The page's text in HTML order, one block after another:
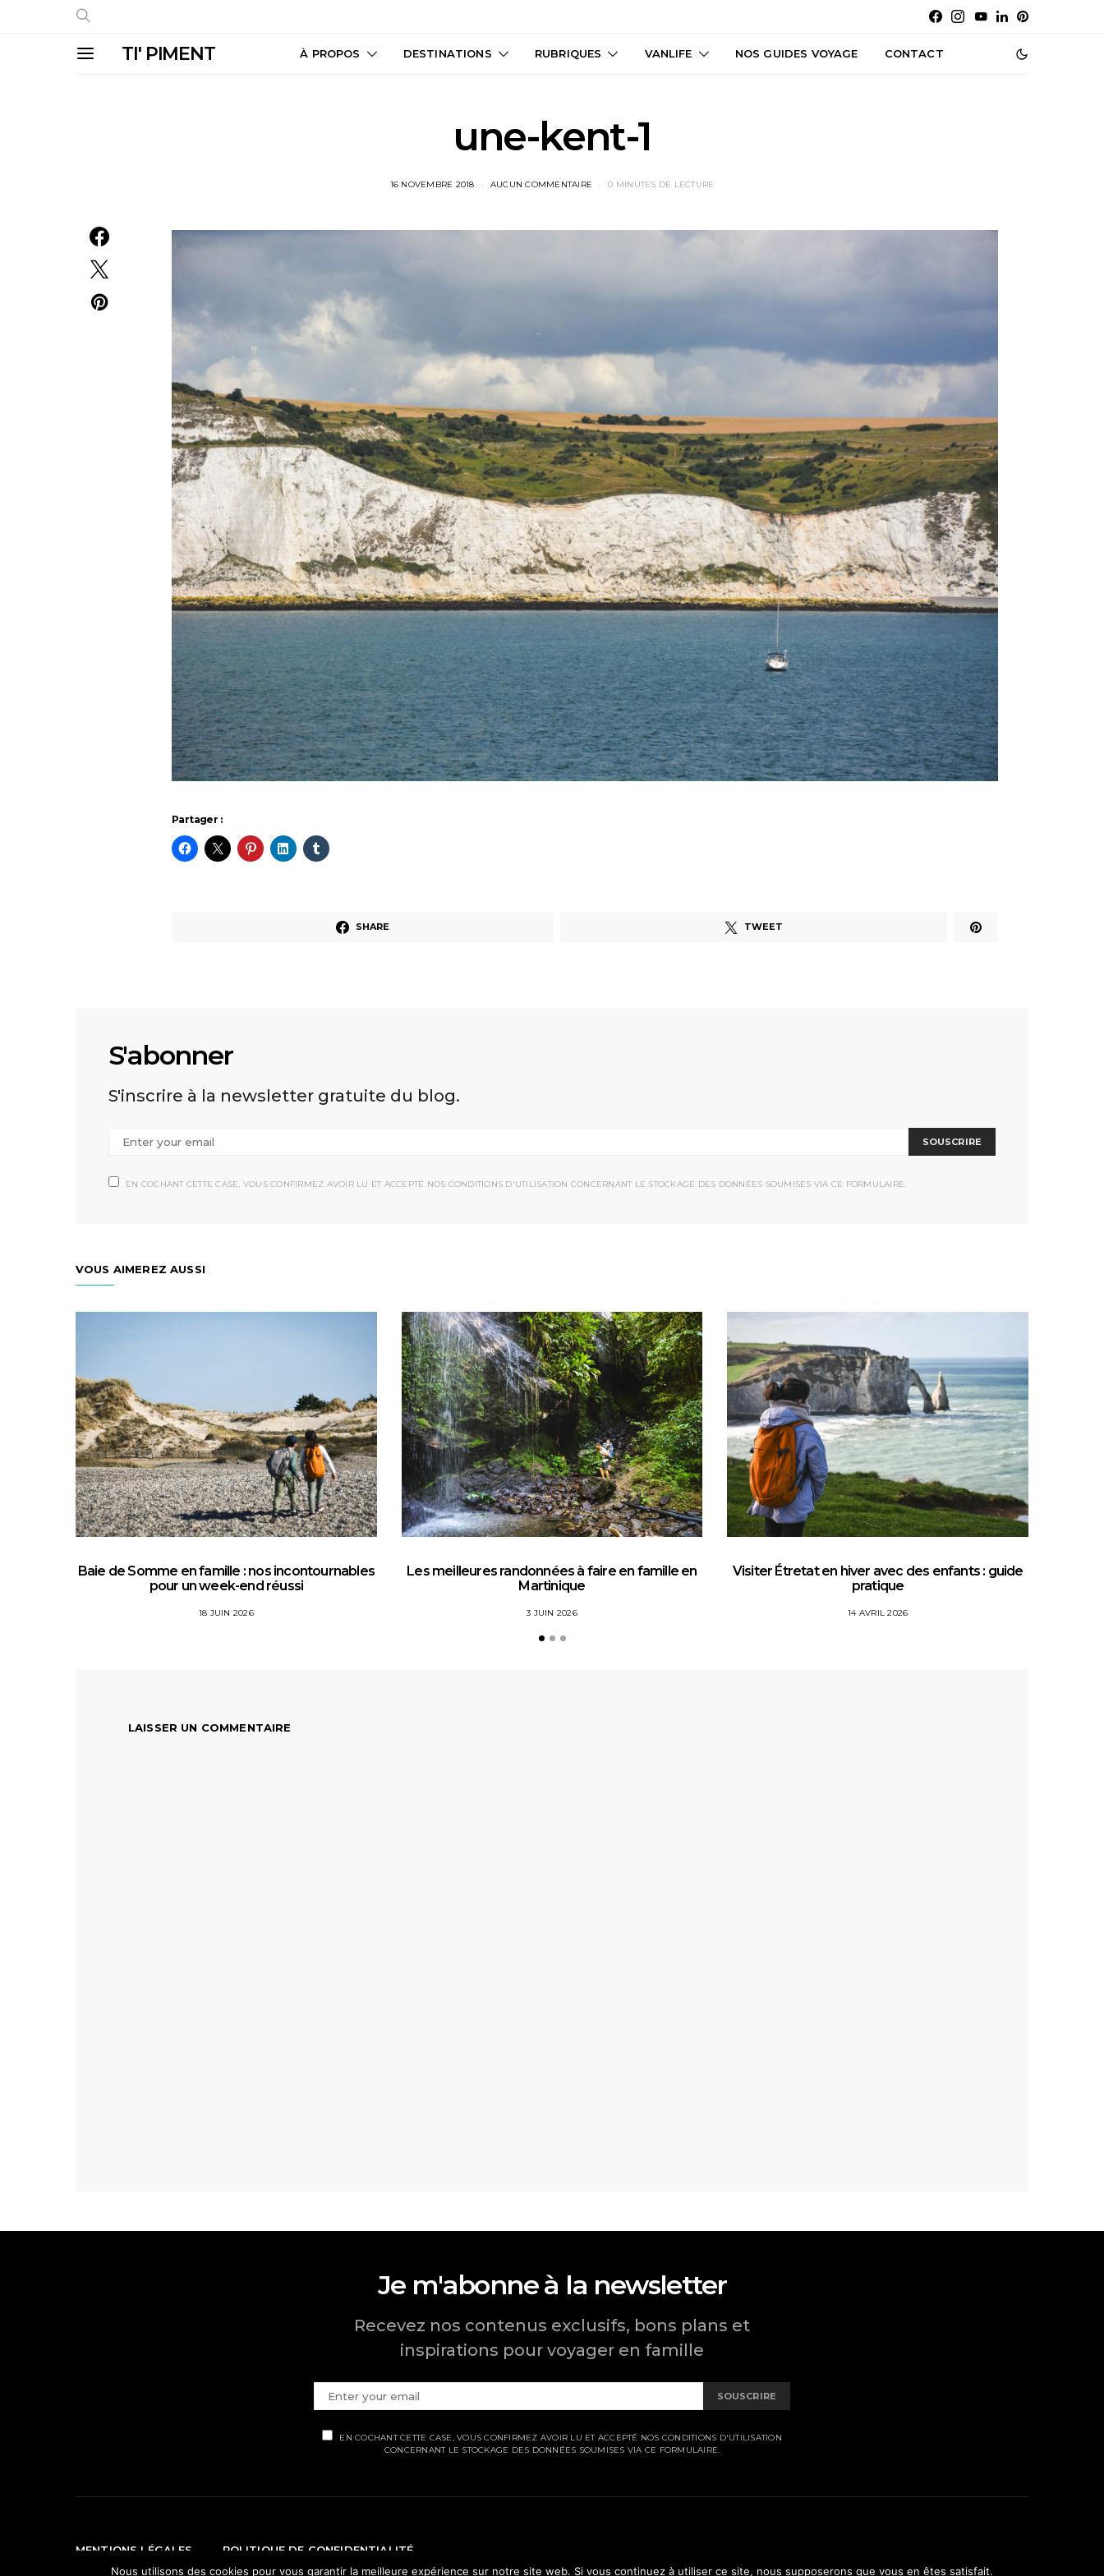
TI' PIMENT À PROPOS DESTINATIONS RUBRIQUES VANLIFE NOS GUIDES VOYAGE CONTACT
une-kent-1
16 NOVEMBRE 2018 AUCUN COMMENTAIRE 0 MINUTES DE LECTURE
Partager :
SHARE TWEET
S'abonner
S'inscrire à la newsletter gratuite du blog.
SOUSCRIRE
EN COCHANT CETTE CASE, VOUS CONFIRMEZ AVOIR LU ET ACCEPTÉ NOS CONDITIONS D'UTILISATION CONCERNANT LE STOCKAGE DES DONNÉES SOUMISES VIA CE FORMULAIRE.
VOUS AIMEREZ AUSSI
Baie de Somme en famille : nos incontournables
pour un week-end réussi
18 JUIN 2026
Les meilleures randonnées à faire en famille en
Martinique
3 JUIN 2026
Visiter Étretat en hiver avec des enfants : guide
pratique
14 AVRIL 2026
LAISSER UN COMMENTAIRE
Je m'abonne à la newsletter
Recevez nos contenus exclusifs, bons plans et
inspirations pour voyager en famille
SOUSCRIRE
EN COCHANT CETTE CASE, VOUS CONFIRMEZ AVOIR LU ET ACCEPTÉ NOS CONDITIONS D'UTILISATION
CONCERNANT LE STOCKAGE DES DONNÉES SOUMISES VIA CE FORMULAIRE.
MENTIONS LÉGALES POLITIQUE DE CONFIDENTIALITÉ
Nous utilisons des cookies pour vous garantir la meilleure expérience sur notre site web. Si vous continuez à utiliser ce site, nous supposerons que vous en êtes satisfait.